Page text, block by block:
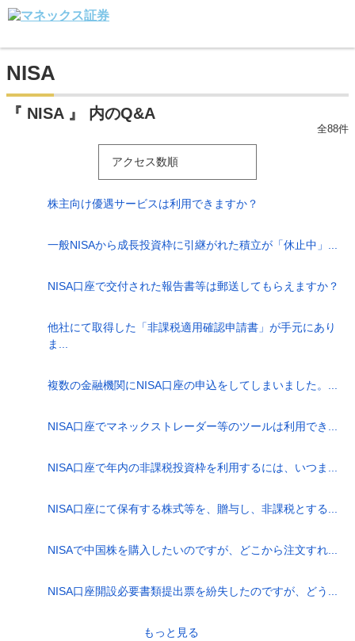
NISA
『 NISA 』 内のQ&A
全88件
アクセス数順
株主向け優遇サービスは利用できますか？
一般NISAから成長投資枠に引継がれた積立が「休止中」...
NISA口座で交付された報告書等は郵送してもらえますか？
他社にて取得した「非課税適用確認申請書」が手元にあり
ま...
複数の金融機関にNISA口座の申込をしてしまいました。...
NISA口座でマネックストレーダー等のツールは利用でき...
NISA口座で年内の非課税投資枠を利用するには、いつま...
NISA口座にて保有する株式等を、贈与し、非課税とする...
NISAで中国株を購入したいのですが、どこから注文すれ...
NISA口座開設必要書類提出票を紛失したのですが、どう...
もっと見る